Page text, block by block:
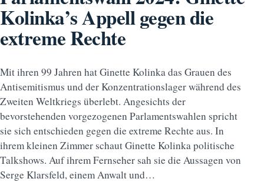
Kolinka’s Appell gegen die
extreme Rechte
Mit ihren 99 Jahren hat Ginette Kolinka das Grauen des
Antisemitismus und der Konzentrationslager während des
Zweiten Weltkriegs überlebt. Angesichts der
bevorstehenden vorgezogenen Parlamentswahlen spricht
sie sich entschieden gegen die extreme Rechte aus. In
ihrem kleinen Zimmer schaut Ginette Kolinka politische
Talkshows. Auf ihrem Fernseher sah sie die Aussagen von
Serge Klarsfeld, einem Anwalt und…